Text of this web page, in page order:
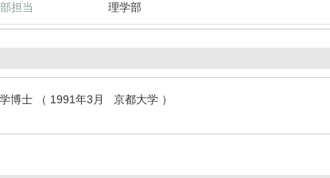
担当 理学部
博士 （ 1991年3月 京都大学 ）